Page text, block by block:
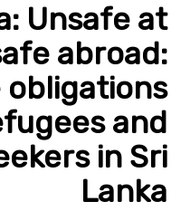
Unsafe at
abroad:
obligations
and
in Sri
Lanka